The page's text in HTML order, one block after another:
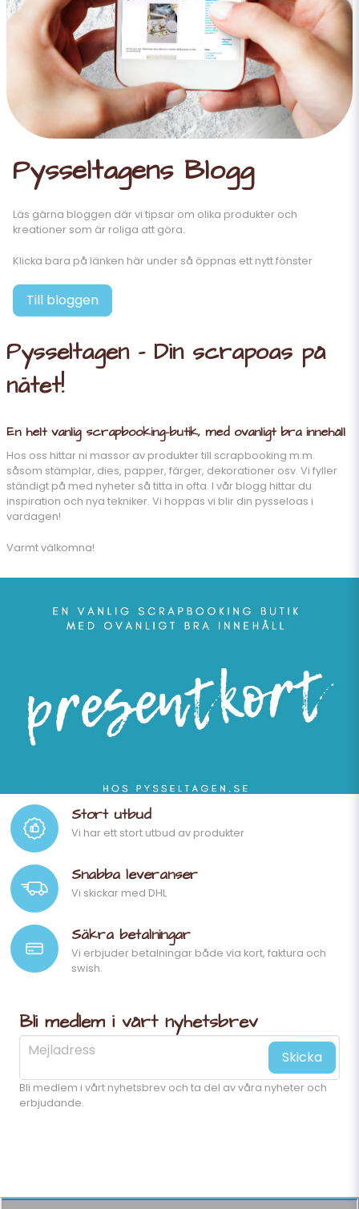
Pysseltagens Blogg
Läs gärna bloggen där vi tipsar om olika produkter och
kreationer som är roliga att göra.
Klicka bara på länken här under så öppnas ett nytt fönster
Till bloggen
Pysseltagen - Din scrapoas på
nätet!
En helt vanlig scrapbooking-butik, med ovanligt bra innehåll
Hos oss hittar ni massor av produkter till scrapbooking m.m.
såsom stämplar, dies, papper, färger, dekorationer osv. Vi fyller
ständigt på med nyheter så titta in ofta. I vår blogg hittar du
inspiration och nya tekniker. Vi hoppas vi blir din pysseloas i
vardagen!
Varmt välkomna!
Stort utbud
Vi har ett stort utbud av produkter
Snabba leveranser
Vi skickar med DHL
Säkra betalningar
Vi erbjuder betalningar både via kort, faktura och
swish.
Bli medlem i vårt nyhetsbrev
email
Mejladress Skicka
Bli medlem i vårt nyhetsbrev och ta del av våra nyheter och
erbjudande.